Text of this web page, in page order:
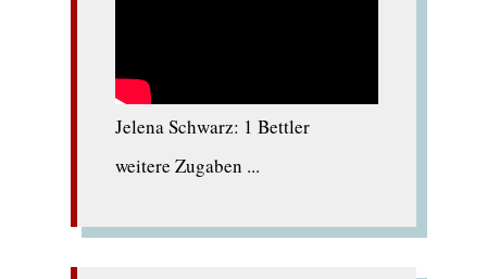
Jelena Schwarz: 1 Bettler
weitere Zugaben ...